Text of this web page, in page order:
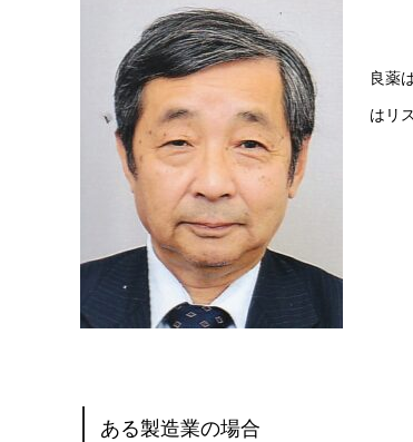
良薬
はリ
ある製造業の場合